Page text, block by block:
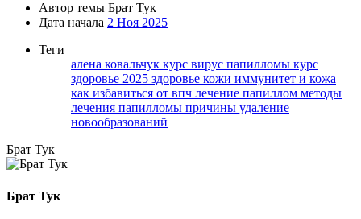
Автор темы Брат Тук
Дата начала 2 Ноя 2025
Теги
алена ковальчук курс вирус папилломы курс
здоровье 2025 здоровье кожи иммунитет и кожа
как избавиться от впч лечение папиллом методы
лечения папилломы причины удаление
новообразований
Брат Тук
Брат Тук